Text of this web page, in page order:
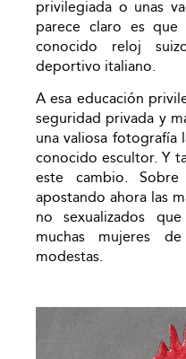
privilegiada o unas
parece claro es
conocido reloj
deportivo italiano.
A esa educación
seguridad privada y
una valiosa fotografía
conocido escultor. Y
este cambio.
apostando ahora las
no sexualizados
muchas mujeres
modestas.